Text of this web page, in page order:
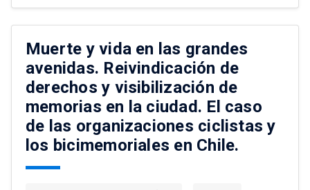
grandes presiones socio-territoriales causadas
por los encuentros con diversos paradigmas de
“desarrollo” que vienen con los procesos
globalizantes. Este trabajo expone a […]
Muerte y vida en las grandes
avenidas. Reivindicación de
derechos y visibilización de
memorias en la ciudad. El caso
de las organizaciones ciclistas y
los bicimemoriales en Chile.